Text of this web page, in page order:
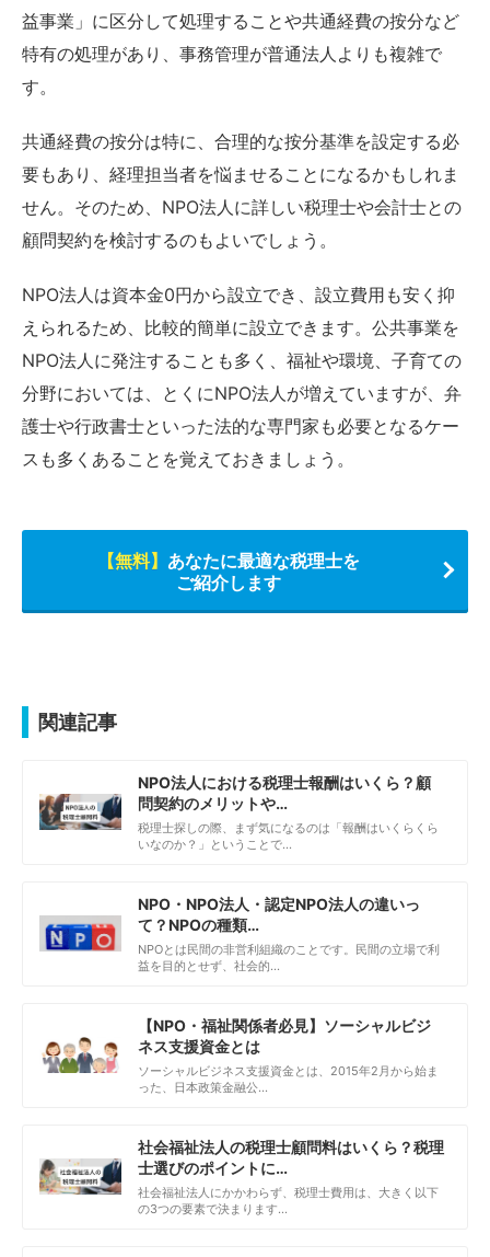
益事業」に区分して処理することや共通経費の按分など
特有の処理があり、事務管理が普通法人よりも複雑で
す。
共通経費の按分は特に、合理的な按分基準を設定する必
要もあり、経理担当者を悩ませることになるかもしれま
せん。そのため、NPO法人に詳しい税理士や会計士との
顧問契約を検討するのもよいでしょう。
NPO法人は資本金0円から設立でき、設立費用も安く抑
えられるため、比較的簡単に設立できます。公共事業を
NPO法人に発注することも多く、福祉や環境、子育ての
分野においては、とくにNPO法人が増えていますが、弁
護士や行政書士といった法的な専門家も必要となるケー
スも多くあることを覚えておきましょう。
【無料】 あなたに最適な税理士を
ご紹介します
関連記事
NPO法人における税理士報酬はいくら？顧
問契約のメリットや…
税理士探しの際、まず気になるのは「報酬はいくらくら
いなのか？」ということで…
NPO・NPO法人・認定NPO法人の違いっ
て？NPOの種類…
NPOとは民間の非営利組織のことです。民間の立場で利
益を目的とせず、社会的…
【NPO・福祉関係者必見】ソーシャルビジ
ネス支援資金とは
ソーシャルビジネス支援資金とは、2015年2月から始ま
った、日本政策金融公…
社会福祉法人の税理士顧問料はいくら？税理
士選びのポイントに…
社会福祉法人にかかわらず、税理士費用は、大きく以下
の3つの要素で決まります…